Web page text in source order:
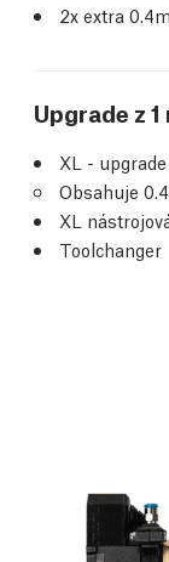
2x extra
Upgrade z
XL -
Obsahuje
XL
Toolchanger